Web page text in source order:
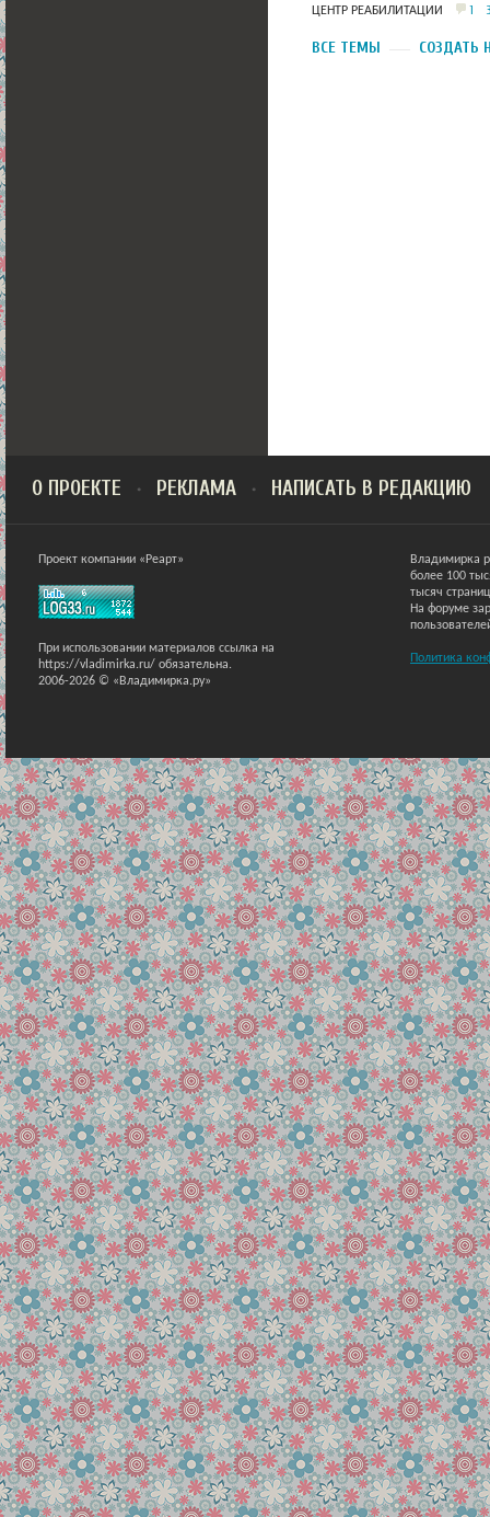
ЦЕНТР РЕАБИЛИТАЦИИ 1
ВСЕ ТЕМЫ СОЗДАТЬ
О ПРОЕКТЕ РЕКЛАМА НАПИСАТЬ В РЕДАКЦИЮ
Проект компании «Реарт»
При использовании материалов ссылка на
https://vladimirka.ru/ обязательна.
2006-2026 © «Владимирка.ру»
Владимирка
более 100
тысяч
На форуме
Политика